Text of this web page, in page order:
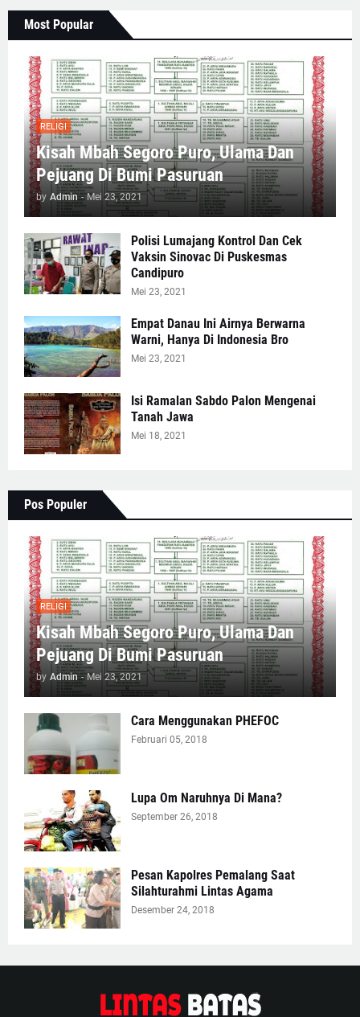
Most Popular
RELIGI
Kisah Mbah Segoro Puro, Ulama Dan
Pejuang Di Bumi Pasuruan
by Admin - Mei 23, 2021
Polisi Lumajang Kontrol Dan Cek
Vaksin Sinovac Di Puskesmas
Candipuro
Mei 23, 2021
Empat Danau Ini Airnya Berwarna
Warni, Hanya Di Indonesia Bro
Mei 23, 2021
Isi Ramalan Sabdo Palon Mengenai
Tanah Jawa
Mei 18, 2021
Pos Populer
RELIGI
Kisah Mbah Segoro Puro, Ulama Dan
Pejuang Di Bumi Pasuruan
by Admin - Mei 23, 2021
Cara Menggunakan PHEFOC
Februari 05, 2018
Lupa Om Naruhnya Di Mana?
September 26, 2018
Pesan Kapolres Pemalang Saat
Silahturahmi Lintas Agama
Desember 24, 2018